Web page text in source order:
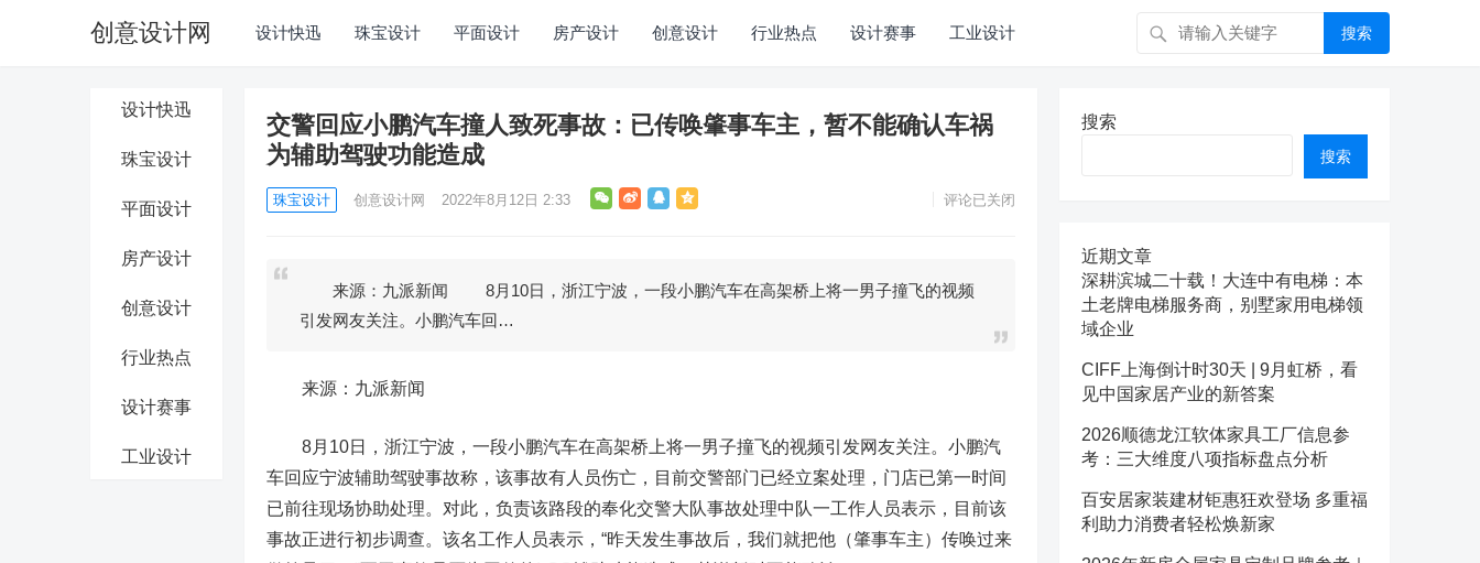
创意设计网 设计快迅 珠宝设计 平面设计 房产设计 创意设计 行业热点 设计赛事 工业设计 搜索
设计快迅
珠宝设计
平面设计
房产设计
创意设计
行业热点
设计赛事
工业设计
交警回应小鹏汽车撞人致死事故：已传唤肇事车主，暂不能确认车祸
为辅助驾驶功能造成
珠宝设计 创意设计网 2022年8月12日 2:33 评论已关闭
来源：九派新闻 8月10日，浙江宁波，一段小鹏汽车在高架桥上将一男子撞飞的视频
引发网友关注。小鹏汽车回…
来源：九派新闻
8月10日，浙江宁波，一段小鹏汽车在高架桥上将一男子撞飞的视频引发网友关注。小鹏汽
车回应宁波辅助驾驶事故称，该事故有人员伤亡，目前交警部门已经立案处理，门店已第一时间
已前往现场协助处理。对此，负责该路段的奉化交警大队事故处理中队一工作人员表示，目前该
事故正进行初步调查。该名工作人员表示，“昨天发生事故后，我们就把他（肇事车主）传唤过来
搜索
搜索
近期文章
深耕滨城二十载！大连中有电梯：本
土老牌电梯服务商，别墅家用电梯领
域企业
CIFF上海倒计时30天 | 9月虹桥，看
见中国家居产业的新答案
2026顺德龙江软体家具工厂信息参
考：三大维度八项指标盘点分析
百安居家装建材钜惠狂欢登场 多重福
利助力消费者轻松焕新家